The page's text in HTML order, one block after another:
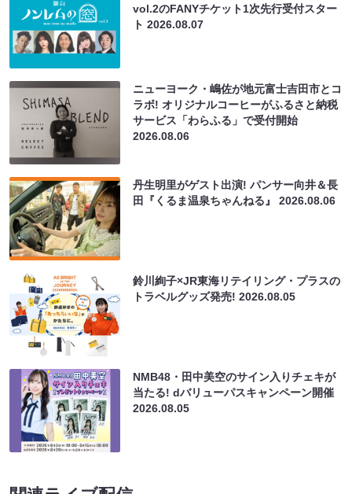
vol.2のFANYチケット1次先行受付スター
ト2026.08.07
ニューヨーク・嶋佐が地元富士吉田市とコ
ラボ! オリジナルコーヒーがふるさと納税
サービス「わらふる」で受付開始
2026.08.06
丹生明里がゲスト出演! パンサー向井＆長
田『くるま温泉ちゃんねる』2026.08.06
鈴川絢子×JR東海リテイリング・プラスの
トラベルグッズ発売!2026.08.05
NMB48・田中美空のサイン入りチェキが
当たる! dバリューパスキャンペーン開催
2026.08.05